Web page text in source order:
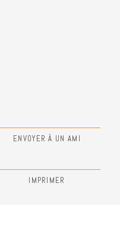
ENVOYER À UN AMI
IMPRIMER